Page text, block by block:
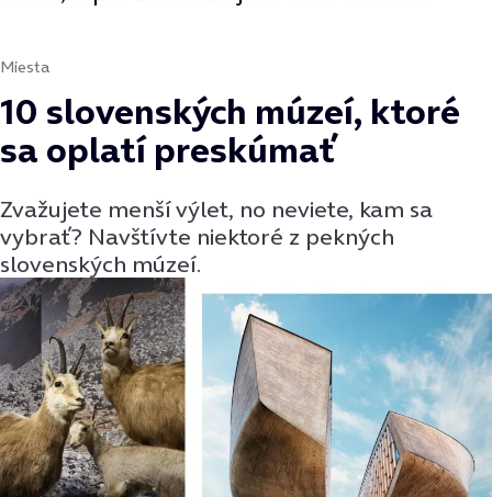
Miesta
10 slovenských múzeí, ktoré
sa oplatí preskúmať
Zvažujete menší výlet, no neviete, kam sa
vybrať? Navštívte niektoré z pekných
slovenských múzeí.